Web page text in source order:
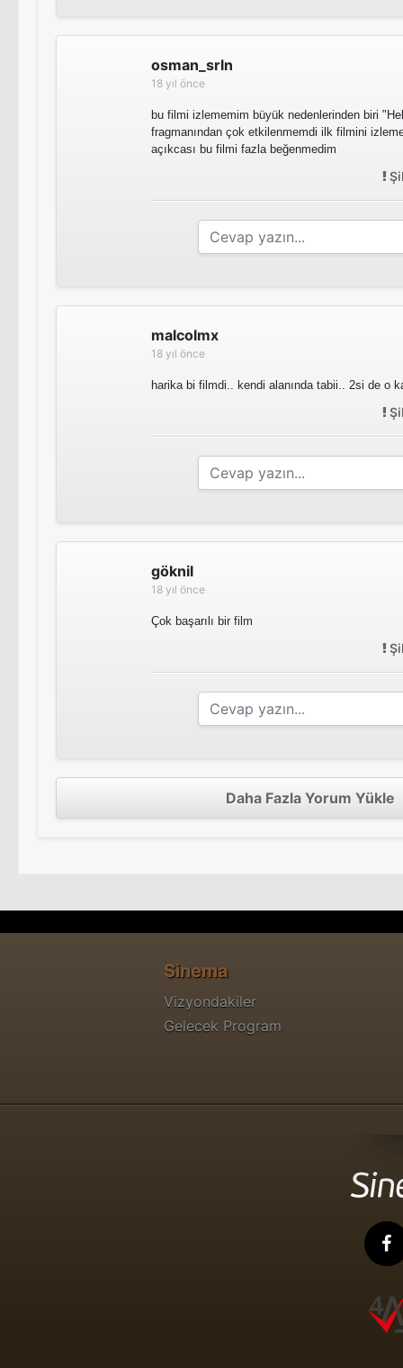
osman_srln
18 yıl önce
bu filmi izlememim büyük nedenlerinden biri
fragmanından çok etkilenmemdi ilk filmini
açıkcası bu filmi fazla beğenmedim
malcolmx
18 yıl önce
harika bi filmdi.. kendi alanında tabii.. 2si de o
göknil
18 yıl önce
Çok başarılı bir film
Daha Fazla Yorum Yükle
Sinema
Vizyondakiler
Gelecek Program